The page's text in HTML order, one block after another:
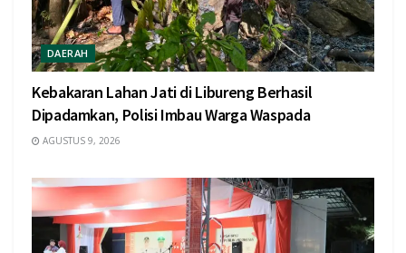
DAERAH
Kebakaran Lahan Jati di Libureng Berhasil
Dipadamkan, Polisi Imbau Warga Waspada
AGUSTUS 9, 2026